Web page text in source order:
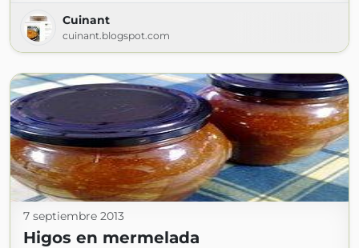
Cuinant
cuinant.blogspot.com
7 septiembre 2013
Higos en mermelada